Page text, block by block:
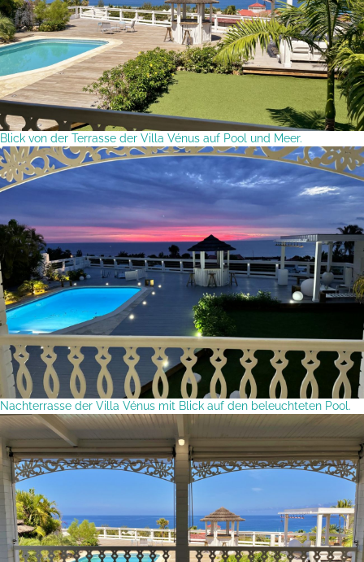
Blick von der Terrasse der Villa Vénus auf Pool und Meer.
Nachterrasse der Villa Vénus mit Blick auf den beleuchteten Pool.